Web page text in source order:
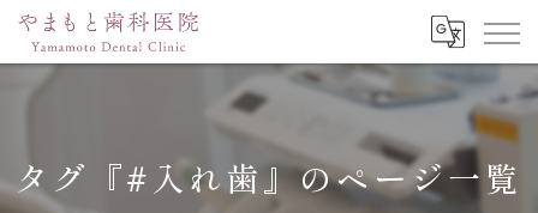
タグ『#入れ歯』のページ一覧